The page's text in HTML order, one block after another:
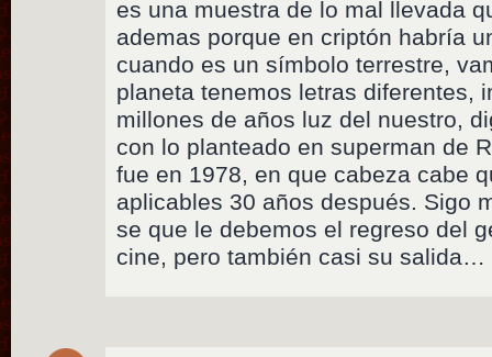
es una muestra de lo mal llevada
ademas porque en criptón habría
cuando es un símbolo terrestre,
planeta tenemos letras diferentes,
millones de años luz del nuestro,
con lo planteado en superman de
fue en 1978, en que cabeza cabe
aplicables 30 años después. Sigo
se que le debemos el regreso del
cine, pero también casi su salida…